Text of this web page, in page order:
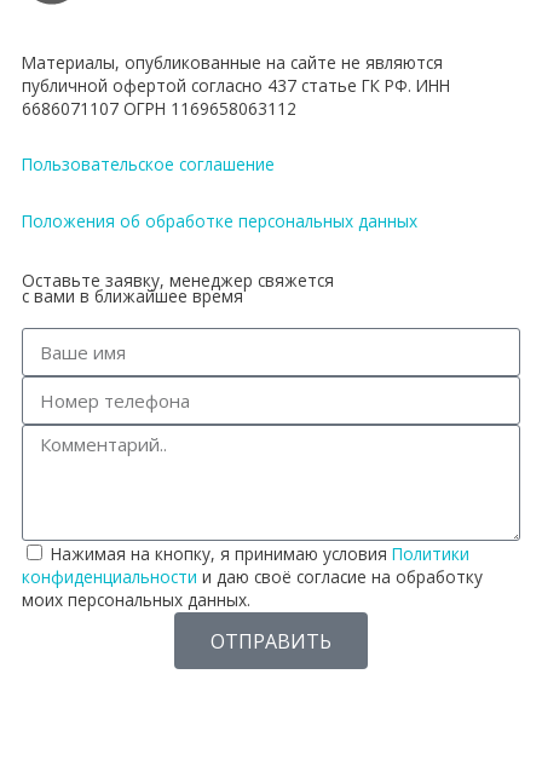
Материалы, опубликованные на сайте не являются
публичной офертой согласно 437 статье ГК РФ. ИНН
6686071107 ОГРН 1169658063112
Пользовательское соглашение
Положения об обработке персональных данных
Оставьте заявку, менеджер свяжется
с вами в ближайшее время
Нажимая на кнопку, я принимаю условия Политики
конфиденциальности и даю своё согласие на обработку
моих персональных данных.
ОТПРАВИТЬ